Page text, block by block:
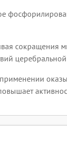
сокращения